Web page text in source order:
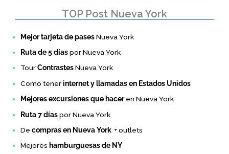
TOP Post Nueva York
Mejor tarjeta de pasesNueva York
Ruta de 5 díaspor Nueva York
TourContrastesNueva York
Como tenerinternet y llamadas en Estados Unidos
Mejores excursiones que haceren Nueva York
Ruta 7 díaspor Nueva York
De compras en Nueva York + outlets
Mejores hamburguesas de NY